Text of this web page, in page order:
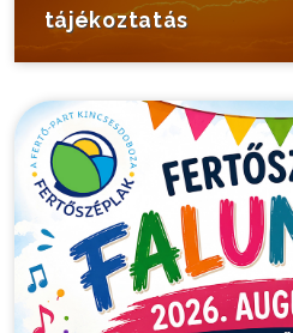
tájékoztatás